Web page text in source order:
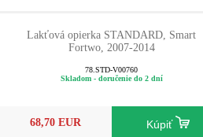
Lakťová opierka STANDARD, Smart
Fortwo, 2007-2014
78.STD-V00760
Skladom - doručenie do 2 dní
68,70 EUR Kúpiť